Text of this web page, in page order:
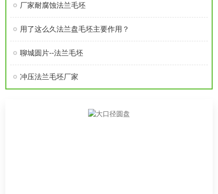
厂家耐腐蚀法兰毛坯
用了这么久法兰盘毛坯主要作用？
聊城圆片--法兰毛坯
冲压法兰毛坯厂家